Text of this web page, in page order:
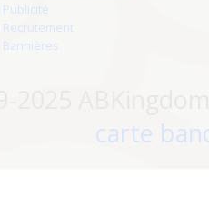
Publicité
Recrutement
Bannières
carte